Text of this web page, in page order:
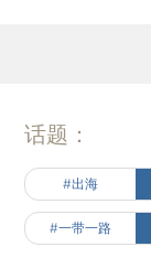
话题：
#出海
#一带一路